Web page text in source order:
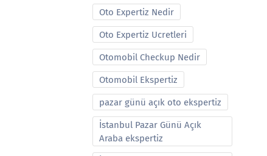
Oto Expertiz Nedir
Oto Expertiz Ucretleri
Otomobil Checkup Nedir
Otomobil Ekspertiz
pazar günü açık oto ekspertiz
İstanbul Pazar Günü Açık
Araba ekspertiz